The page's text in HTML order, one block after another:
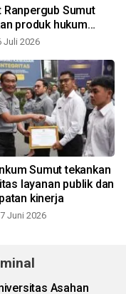
Ranpergub Sumut
produk hukum
Juli 2026
Sumut tekankan
layanan publik dan
kinerja
Juni 2026
Asahan